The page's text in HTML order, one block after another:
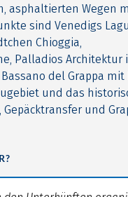
asphaltierten Wegen
sind Venedigs
Chioggia,
Palladios Architektur
del Grappa mit
und das
und